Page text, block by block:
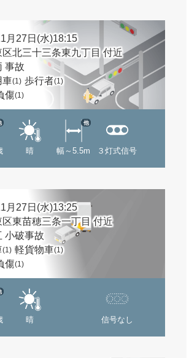
月27日(水)18:15
北三十三条東九丁目 付近
事故
車(1) 歩行者(1)
傷(1)
晴 幅～5.5m
他
３灯式信号
月27日(水)13:25
東苗穂三条一丁目 付近
小破事故
(1) 軽貨物車(1)
傷(1)
晴 信号なし